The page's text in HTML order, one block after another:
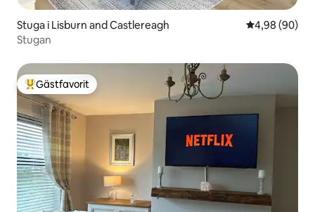
Stuga i Lisburn and Castlereagh 4,98 av 5 i
4,98 (90)
Stugan
Populär gästfavorit
Gästfavorit